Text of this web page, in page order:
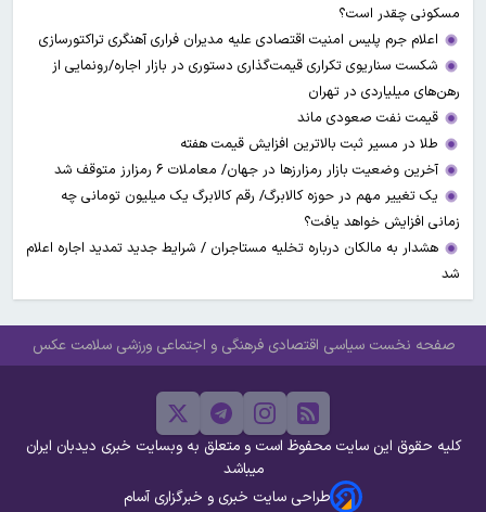
مسکونی چقدر است؟
اعلام جرم پلیس امنیت اقتصادی علیه مدیران فراری آهنگری تراکتورسازی
شکست سناریوی تکراری قیمت‌گذاری دستوری در بازار اجاره/رونمایی از
رهن‌های میلیاردی در تهران
قیمت نفت صعودی ماند
طلا در مسیر ثبت بالاترین افزایش قیمت هفته
آخرین وضعیت بازار رمزارزها در جهان/ معاملات ۶ رمزارز متوقف شد
یک تغییر مهم در حوزه کالابرگ/ رقم کالابرگ یک میلیون تومانی چه
زمانی افزایش خواهد یافت؟
هشدار به مالکان درباره تخلیه مستاجران / شرایط جدید تمدید اجاره اعلام
شد
صفحه نخست سیاسی اقتصادی فرهنگی و اجتماعی ورزشی سلامت عکس
کلیه حقوق این سایت محفوظ است و متعلق به وبسایت خبری دیدبان ایران
میباشد
طراحی سایت خبری و خبرگزاری آسام